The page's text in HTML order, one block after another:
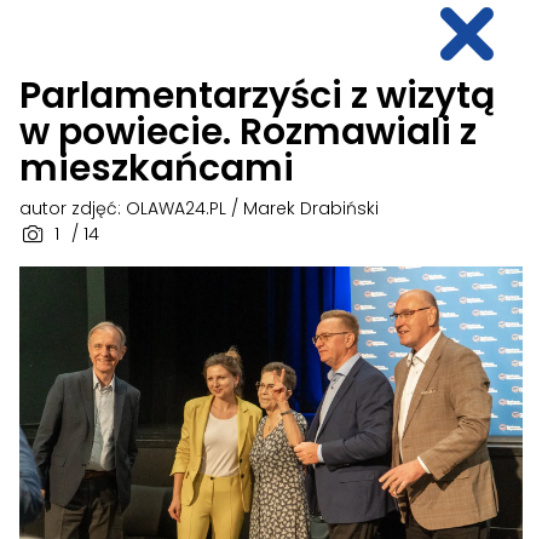
Parlamentarzyści z wizytą
w powiecie. Rozmawiali z
mieszkańcami
1 / 14
autor zdjęć: OLAWA24.PL / Marek Drabiński